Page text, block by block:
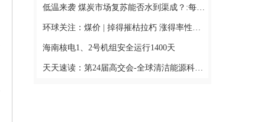
低温来袭 煤炭市场复苏能否水到渠成？:每日短讯
环球关注：煤价 | 掉得摧枯拉朽 涨得率性潇洒
海南核电1、2号机组安全运行1400天
天天速读：第24届高交会-全球清洁能源科技创新博览会 得到各大媒体广泛关注报道